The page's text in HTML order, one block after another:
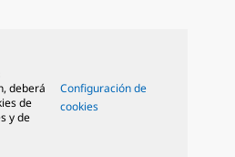
deberá
de
y de
Configuración de
cookies